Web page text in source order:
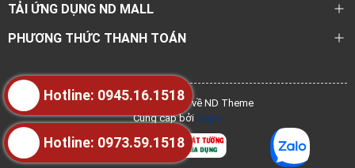
TẢI ỨNG DỤNG ND MALL
PHƯƠNG THỨC THANH TOÁN
@ Bản quyền thuộc về ND Theme
Cung cấp bởi Sapo
Hotline: 0973.59.1518
Hotline: 0945.16.1518